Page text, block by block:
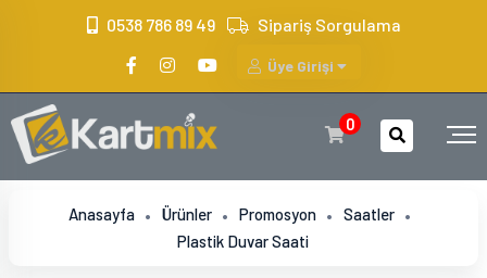
0538 786 89 49 Sipariş Sorgulama
Üye Girişi
0
Anasayfa Ürünler Promosyon
Saatler
Plastik Duvar Saati